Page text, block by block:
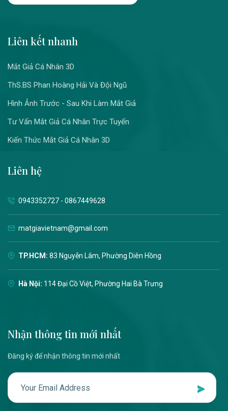
Liên kết nhanh
Mắt Giả Cá Nhân 3D
ThS.BS Phan Hoàng Hải Và Đội Ngũ
Hình Ảnh Trước - Sau Khi Làm Mắt Giả
Tư Vấn Mắt Giả Cá Nhân Trực Tuyến
Kiến Thức Mắt Giả Cá Nhân 3D
Liên hệ
0943352727 - 0867449628
matgiavietnam@gmail.com
TP.HCM: 83 Nguyễn Lâm, Phường Diên Hồng
Hà Nội: 114 Đại Cồ Việt, Phường Hai Bà Trưng
Nhận thông tin mới nhất
Đăng ký để nhận thông tin mới nhất